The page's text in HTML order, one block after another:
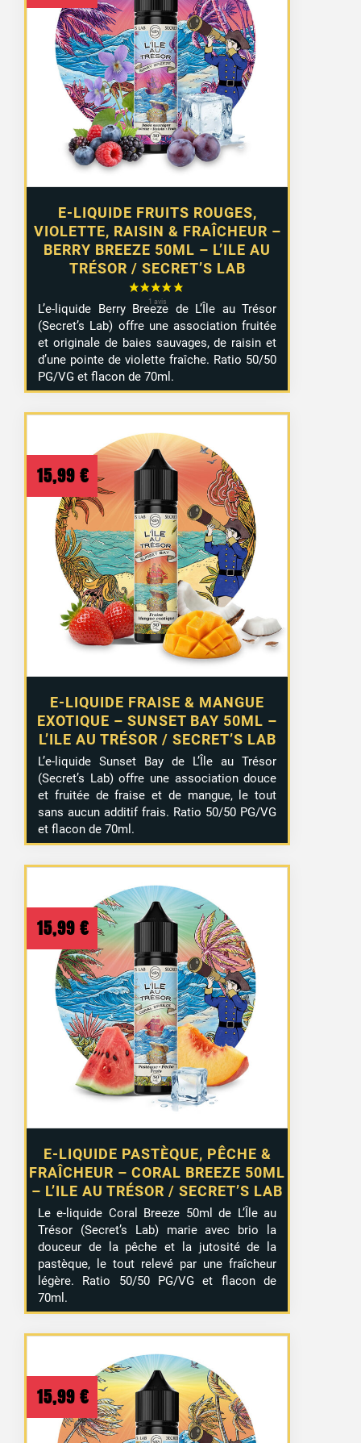
E-LIQUIDE FRUITS ROUGES,
VIOLETTE, RAISIN & FRAÎCHEUR –
BERRY BREEZE 50ML – L’ILE AU
TRÉSOR / SECRET’S LAB
L’e-liquide Berry Breeze de L’Île au Trésor
(Secret’s Lab) offre une association fruitée
et originale de baies sauvages, de raisin et
d’une pointe de violette fraîche. Ratio 50/50
PG/VG et flacon de 70ml.
E-LIQUIDE FRAISE & MANGUE
EXOTIQUE – SUNSET BAY 50ML –
L’ILE AU TRÉSOR / SECRET’S LAB
15,99 €
L’e-liquide Sunset Bay de L’Île au Trésor
(Secret’s Lab) offre une association douce
et fruitée de fraise et de mangue, le tout
sans aucun additif frais. Ratio 50/50 PG/VG
et flacon de 70ml.
E-LIQUIDE PASTÈQUE, PÊCHE &
FRAÎCHEUR – CORAL BREEZE 50ML
– L’ILE AU TRÉSOR / SECRET’S LAB
15,99 €
Le e-liquide Coral Breeze 50ml de L’Île au
Trésor (Secret’s Lab) marie avec brio la
douceur de la pêche et la jutosité de la
pastèque, le tout relevé par une fraîcheur
légère. Ratio 50/50 PG/VG et flacon de
70ml.
15,99 €